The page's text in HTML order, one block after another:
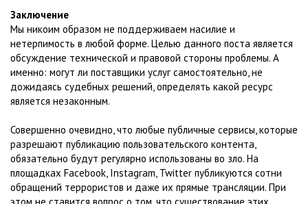
Заключение
Мы никоим образом не поддерживаем насилие и
нетерпимость в любой форме. Целью данного поста является
обсуждение технической и правовой стороны проблемы. А
именно: могут ли поставщики услуг самостоятельно, не
дожидаясь судебных решений, определять какой ресурс
является незаконным.
Совершенно очевидно, что любые публичные сервисы, которые
разрешают публикацию пользовательского контента,
обязательно будут регулярно использованы во зло. На
площадках Facebook, Instagram, Twitter публикуются сотни
обращений террористов и даже их прямые трансляции. При